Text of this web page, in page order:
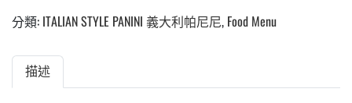
分類: ITALIAN STYLE PANINI 義大利帕尼尼, Food Menu
描述